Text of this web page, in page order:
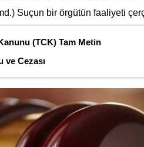
Suçun bir örgütün faaliyeti
(TCK) Tam Metin
ve Cezası